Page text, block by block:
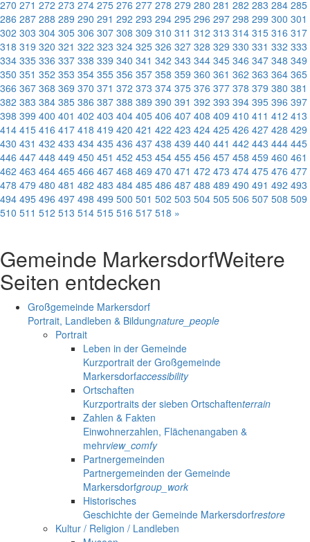
270 271 272 273 274 275 276 277 278 279 280 281 282 283 284 285
286 287 288 289 290 291 292 293 294 295 296 297 298 299 300 301
302 303 304 305 306 307 308 309 310 311 312 313 314 315 316 317
318 319 320 321 322 323 324 325 326 327 328 329 330 331 332 333
334 335 336 337 338 339 340 341 342 343 344 345 346 347 348 349
350 351 352 353 354 355 356 357 358 359 360 361 362 363 364 365
366 367 368 369 370 371 372 373 374 375 376 377 378 379 380 381
382 383 384 385 386 387 388 389 390 391 392 393 394 395 396 397
398 399 400 401 402 403 404 405 406 407 408 409 410 411 412 413
414 415 416 417 418 419 420 421 422 423 424 425 426 427 428 429
430 431 432 433 434 435 436 437 438 439 440 441 442 443 444 445
446 447 448 449 450 451 452 453 454 455 456 457 458 459 460 461
462 463 464 465 466 467 468 469 470 471 472 473 474 475 476 477
478 479 480 481 482 483 484 485 486 487 488 489 490 491 492 493
494 495 496 497 498 499 500 501 502 503 504 505 506 507 508 509
510 511 512 513 514 515 516 517 518 »
Gemeinde MarkersdorfWeitere
Seiten entdecken
Großgemeinde Markersdorf
Portrait, Landleben & Bildungnature_people
Portrait
Leben in der Gemeinde
Kurzportrait der Großgemeinde
Markersdorfaccessibility
Ortschaften
Kurzportraits der sieben Ortschaftenterrain
Zahlen & Fakten
Einwohnerzahlen, Flächenangaben &
mehrview_comfy
Partnergemeinden
Partnergemeinden der Gemeinde
Markersdorfgroup_work
Historisches
Geschichte der Gemeinde Markersdorfrestore
Kultur / Religion / Landleben